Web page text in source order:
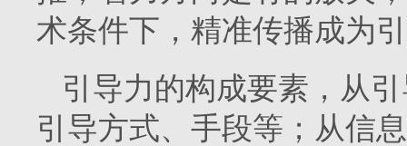
术条件下，精准传播成为
引导力的构成要素，从
引导方式、手段等；从信